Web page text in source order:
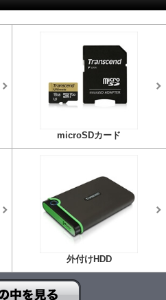
microSDカード
外付けHDD